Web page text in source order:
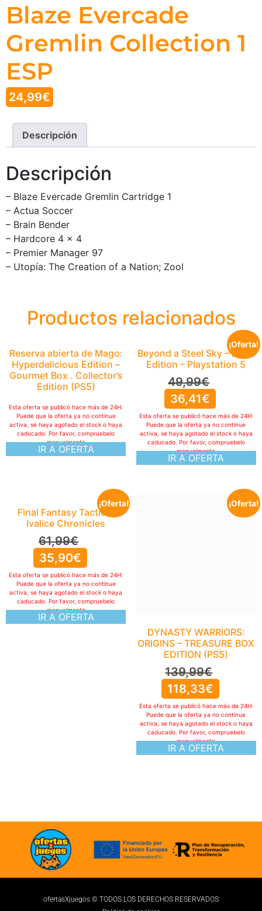
Blaze Evercade
Gremlin Collection 1
ESP
24,99€
Descripción
Descripción
– Blaze Evercade Gremlin Cartridge 1
– Actua Soccer
– Brain Bender
– Hardcore 4 x 4
– Premier Manager 97
– Utopía: The Creation of a Nation; Zool
Productos relacionados
Reserva abierta de Mago:
Hyperdelicious Edition –
Gourmet Box . Collector’s
Edition (PS5)
IR A OFERTA
Esta oferta se publicó hace más de 24H:
Puede que la oferta ya no continue
activa, se haya agotado el stock o haya
caducado. Por favor, compruebelo
manualmente
¡Oferta!
Beyond a Steel Sky – Book
Edition – Playstation 5
49,99€
36,41€
IR A OFERTA
Esta oferta se publicó hace más de 24H:
Puede que la oferta ya no continue
activa, se haya agotado el stock o haya
caducado. Por favor, compruebelo
manualmente
¡Oferta!
Final Fantasy Tactics:
Ivalice Chronicles
61,99€
35,90€
IR A OFERTA
Esta oferta se publicó hace más de 24H:
Puede que la oferta ya no continue
activa, se haya agotado el stock o haya
caducado. Por favor, compruebelo
manualmente
¡Oferta!
DYNASTY WARRIORS:
ORIGINS – TREASURE BOX
EDITION (PS5)
139,99€
118,33€
IR A OFERTA
Esta oferta se publicó hace más de 24H:
Puede que la oferta ya no continue
activa, se haya agotado el stock o haya
caducado. Por favor, compruebelo
manualmente
ofertasXjuegos © TODOS LOS DERECHOS RESERVADOS